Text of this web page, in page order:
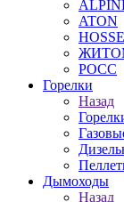
ATON
РОСС
Горелки
Назад
Дымоходы
Назад